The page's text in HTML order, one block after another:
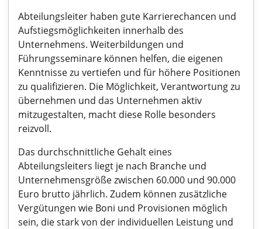
Abteilungsleiter haben gute Karrierechancen und
Aufstiegsmöglichkeiten innerhalb des
Unternehmens. Weiterbildungen und
Führungsseminare können helfen, die eigenen
Kenntnisse zu vertiefen und für höhere Positionen
zu qualifizieren. Die Möglichkeit, Verantwortung zu
übernehmen und das Unternehmen aktiv
mitzugestalten, macht diese Rolle besonders
reizvoll.
Das durchschnittliche Gehalt eines
Abteilungsleiters liegt je nach Branche und
Unternehmensgröße zwischen 60.000 und 90.000
Euro brutto jährlich. Zudem können zusätzliche
Vergütungen wie Boni und Provisionen möglich
sein, die stark von der individuellen Leistung und